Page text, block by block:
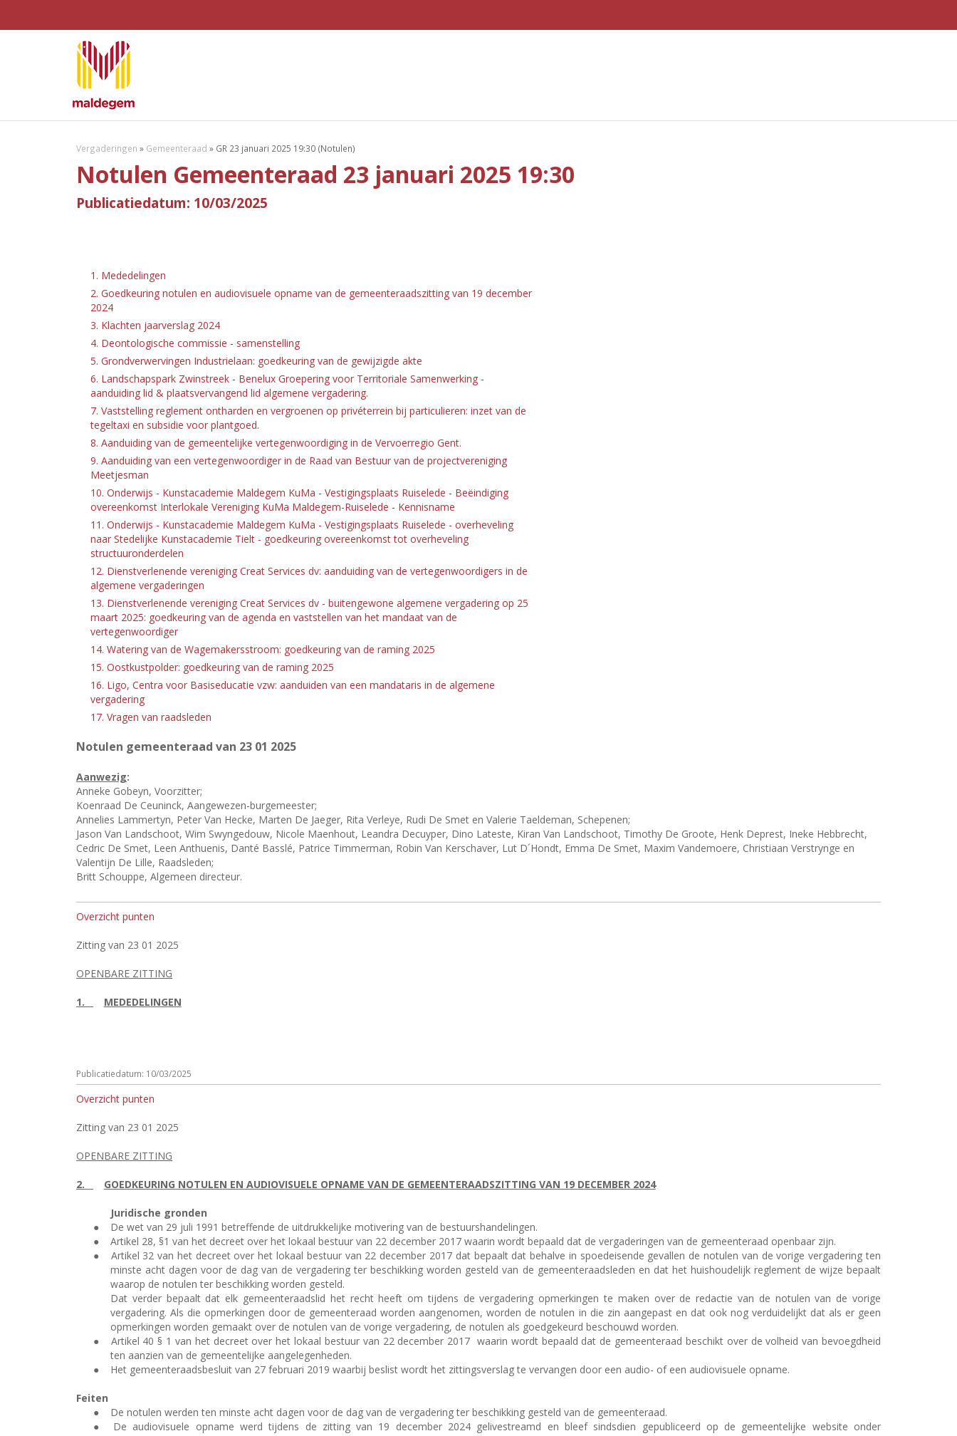
Vergaderingen » Gemeenteraad » GR 23 januari 2025 19:30 (Notulen)
Notulen Gemeenteraad 23 januari 2025 19:30
Publicatiedatum: 10/03/2025
1. Mededelingen
2. Goedkeuring notulen en audiovisuele opname van de gemeenteraadszitting van 19 december
2024
3. Klachten jaarverslag 2024
4. Deontologische commissie - samenstelling
5. Grondverwervingen Industrielaan: goedkeuring van de gewijzigde akte
6. Landschapspark Zwinstreek - Benelux Groepering voor Territoriale Samenwerking -
aanduiding lid & plaatsvervangend lid algemene vergadering.
7. Vaststelling reglement ontharden en vergroenen op privéterrein bij particulieren: inzet van de
tegeltaxi en subsidie voor plantgoed.
8. Aanduiding van de gemeentelijke vertegenwoordiging in de Vervoerregio Gent.
9. Aanduiding van een vertegenwoordiger in de Raad van Bestuur van de projectvereniging
Meetjesman
10. Onderwijs - Kunstacademie Maldegem KuMa - Vestigingsplaats Ruiselede - Beëindiging
overeenkomst Interlokale Vereniging KuMa Maldegem-Ruiselede - Kennisname
11. Onderwijs - Kunstacademie Maldegem KuMa - Vestigingsplaats Ruiselede - overheveling
naar Stedelijke Kunstacademie Tielt - goedkeuring overeenkomst tot overheveling
structuuronderdelen
12. Dienstverlenende vereniging Creat Services dv: aanduiding van de vertegenwoordigers in de
algemene vergaderingen
13. Dienstverlenende vereniging Creat Services dv - buitengewone algemene vergadering op 25
maart 2025: goedkeuring van de agenda en vaststellen van het mandaat van de
vertegenwoordiger
14. Watering van de Wagemakersstroom: goedkeuring van de raming 2025
15. Oostkustpolder: goedkeuring van de raming 2025
16. Ligo, Centra voor Basiseducatie vzw: aanduiden van een mandataris in de algemene
vergadering
17. Vragen van raadsleden
Notulen gemeenteraad van 23 01 2025
Aanwezig:
Anneke Gobeyn, Voorzitter;
Koenraad De Ceuninck, Aangewezen-burgemeester;
Annelies Lammertyn, Peter Van Hecke, Marten De Jaeger, Rita Verleye, Rudi De Smet en Valerie Taeldeman, Schepenen;
Jason Van Landschoot, Wim Swyngedouw, Nicole Maenhout, Leandra Decuyper, Dino Lateste, Kiran Van Landschoot, Timothy De Groote, Henk Deprest, Ineke Hebbrecht,
Cedric De Smet, Leen Anthuenis, Danté Basslé, Patrice Timmerman, Robin Van Kerschaver, Lut D´Hondt, Emma De Smet, Maxim Vandemoere, Christiaan Verstrynge en
Valentijn De Lille, Raadsleden;
Britt Schouppe, Algemeen directeur.
Overzicht punten
Zitting van 23 01 2025
OPENBARE ZITTING
1. MEDEDELINGEN
Publicatiedatum: 10/03/2025
Overzicht punten
Zitting van 23 01 2025
OPENBARE ZITTING
2. GOEDKEURING NOTULEN EN AUDIOVISUELE OPNAME VAN DE GEMEENTERAADSZITTING VAN 19 DECEMBER 2024
Juridische gronden
●
De wet van 29 juli 1991 betreffende de uitdrukkelijke motivering van de bestuurshandelingen.
●
Artikel 28, §1 van het decreet over het lokaal bestuur van 22 december 2017 waarin wordt bepaald dat de vergaderingen van de gemeenteraad openbaar zijn.
●
Artikel 32 van het decreet over het lokaal bestuur van 22 december 2017 dat bepaalt dat behalve in spoedeisende gevallen de notulen van de vorige vergadering ten
minste acht dagen voor de dag van de vergadering ter beschikking worden gesteld van de gemeenteraadsleden en dat het huishoudelijk reglement de wijze bepaalt
waarop de notulen ter beschikking worden gesteld.
Dat verder bepaalt dat elk gemeenteraadslid het recht heeft om tijdens de vergadering opmerkingen te maken over de redactie van de notulen van de vorige
vergadering. Als die opmerkingen door de gemeenteraad worden aangenomen, worden de notulen in die zin aangepast en dat ook nog verduidelijkt dat als er geen
opmerkingen worden gemaakt over de notulen van de vorige vergadering, de notulen als goedgekeurd beschouwd worden.
●
Artikel 40 § 1 van het decreet over het lokaal bestuur van 22 december 2017 waarin wordt bepaald dat de gemeenteraad beschikt over de volheid van bevoegdheid
ten aanzien van de gemeentelijke aangelegenheden.
●
Het gemeenteraadsbesluit van 27 februari 2019 waarbij beslist wordt het zittingsverslag te vervangen door een audio- of een audiovisuele opname.
Feiten
●
De notulen werden ten minste acht dagen voor de dag van de vergadering ter beschikking gesteld van de gemeenteraad.
●
De audiovisuele opname werd tijdens de zitting van 19 december 2024 gelivestreamd en bleef sindsdien gepubliceerd op de gemeentelijke website onder